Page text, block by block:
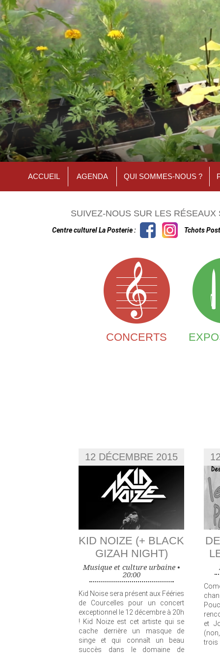
ACCUEIL AGENDA QUI SOMMES-NOUS ?
SUIVEZ-NOUS SUR LES RÉSEAUX
Centre culturel La Posterie : Tchots
CONCERTS
12 DÉCEMBRE 2015
KID NOIZE (+ BLACK
GIZAH NIGHT)
Musique et culture urbaine •
20:00
Kid Noise sera présent aux Fééries
de Courcelles pour un concert
exceptionnel le 12 décembre à 20h
! Kid Noize est cet artiste qui se
cache derrière un masque de
singe et qui connaît un beau
succès dans le domaine de
et
trois